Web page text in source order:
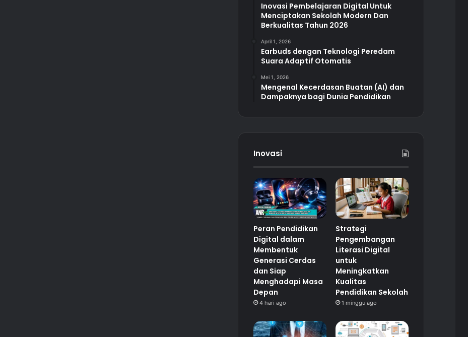
Inovasi Pembelajaran Digital Untuk
Menciptakan Sekolah Modern Dan
Berkualitas Tahun 2026
April 1, 2026
Earbuds dengan Teknologi Peredam
Suara Adaptif Otomatis
Mei 1, 2026
Mengenal Kecerdasan Buatan (AI) dan
Dampaknya bagi Dunia Pendidikan
Inovasi
Peran Pendidikan
Digital dalam
Membentuk
Generasi Cerdas
dan Siap
Menghadapi Masa
Depan
4 hari ago
Strategi
Pengembangan
Literasi Digital
untuk
Meningkatkan
Kualitas
Pendidikan Sekolah
1 minggu ago